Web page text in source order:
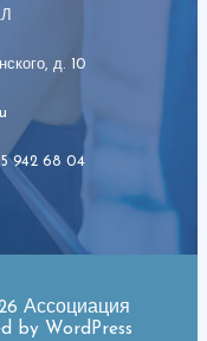
д. 10
942 68 04
Ассоциация
WordPress